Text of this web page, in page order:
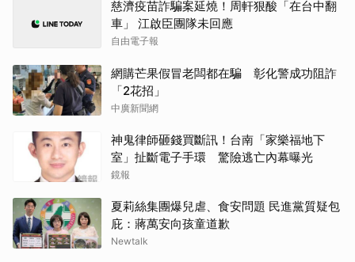
慈濟疫苗詐騙案延燒！周軒狠酸「在台中翻
車」 江啟臣團隊未回應
自由電子報
網購芒果假冒老闆都在騙 彰化警成功阻詐
「2花招」
中廣新聞網
神鬼律師砸錢買斷訊！台南「家樂福地下
室」扯斷電子手環 驚險逃亡內幕曝光
鏡報
夏莉絲集團爆兒虐、食安問題 民進黨質疑包
庇：蔣萬安向孩童道歉
Newtalk